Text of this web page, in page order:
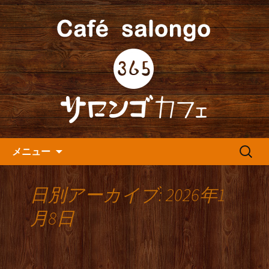
人形町の『365(サロンゴ)カフ
ェ』よりお知らせ
人形町の音楽カフェ『365カフェ』より
最新情報をお届けします。
メニュー
検
日別アーカイブ: 2026年1
月8日